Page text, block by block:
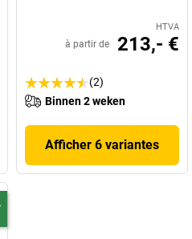
HTVA
à partir de 213,- €
(2)
Binnen 2 weken
Afficher 6 variantes